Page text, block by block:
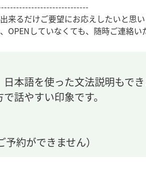
来るだけご要望にお応えしたいと思い
OPENしていなくても、随時ご連絡い
本語を使った文法説明もで
話やすい印象です。
約ができません）